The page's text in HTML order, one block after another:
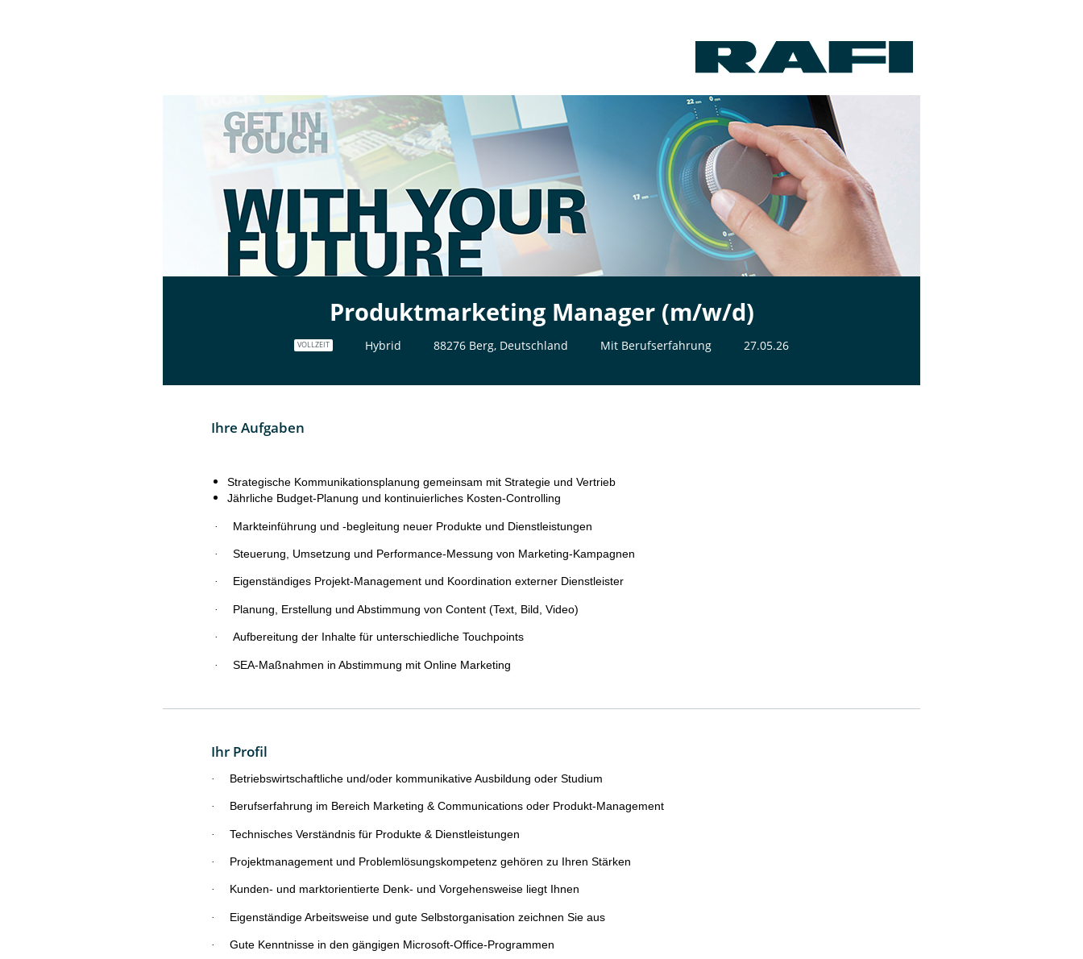
Produktmarketing Manager (m/w/d)
VOLLZEIT Hybrid 88276 Berg, Deutschland Mit Berufserfahrung 27.05.26
Ihre Aufgaben
Strategische Kommunikationsplanung gemeinsam mit Strategie und Vertrieb
Jährliche Budget-Planung und kontinuierliches Kosten-Controlling
· Markteinführung und -begleitung neuer Produkte und Dienstleistungen
· Steuerung, Umsetzung und Performance-Messung von Marketing-Kampagnen
· Eigenständiges Projekt-Management und Koordination externer Dienstleister
· Planung, Erstellung und Abstimmung von Content (Text, Bild, Video)
· Aufbereitung der Inhalte für unterschiedliche Touchpoints
· SEA-Maßnahmen in Abstimmung mit Online Marketing
Ihr Profil
· Betriebswirtschaftliche und/oder kommunikative Ausbildung oder Studium
· Berufserfahrung im Bereich Marketing & Communications oder Produkt-Management
· Technisches Verständnis für Produkte & Dienstleistungen
· Projektmanagement und Problemlösungskompetenz gehören zu Ihren Stärken
· Kunden- und marktorientierte Denk- und Vorgehensweise liegt Ihnen
· Eigenständige Arbeitsweise und gute Selbstorganisation zeichnen Sie aus
· Gute Kenntnisse in den gängigen Microsoft-Office-Programmen